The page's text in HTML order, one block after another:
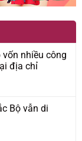
nhiều công
địa chỉ
Bộ vẫn di